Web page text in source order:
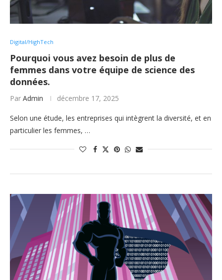
Digital/HighTech
Pourquoi vous avez besoin de plus de
femmes dans votre équipe de science des
données.
Par Admin décembre 17, 2025
Selon une étude, les entreprises qui intègrent la diversité, et en
particulier les femmes, …